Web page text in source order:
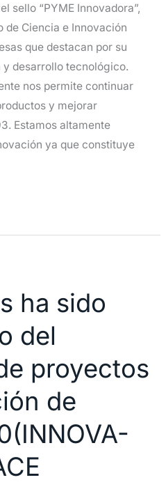
sello “PYME Innovadora”,
Ciencia e Innovación
que destacan por su
desarrollo tecnológico.
nos permite continuar
y mejorar
Estamos altamente
ya que constituye
ha sido
del
proyectos
de